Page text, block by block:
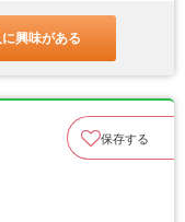
興味がある
保存する